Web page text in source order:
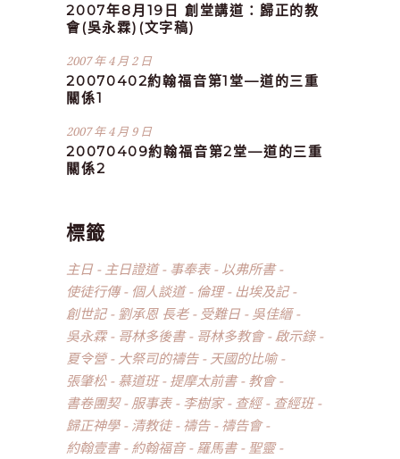
2007年8月19日 創堂講道：歸正的教
會(吳永霖)(文字稿)
2007 年 4 月 2 日
20070402約翰福音第1堂—道的三重
關係1
2007 年 4 月 9 日
20070409約翰福音第2堂—道的三重
關係2
標籤
主日 主日證道 事奉表
以弗所書
使徒行傳
個人談道 倫理
出埃及記
創世記
劉承恩 長老 受難日
吳佳縉
吳永霖
哥林多後書 哥林多教會
啟示錄
夏令營
大祭司的禱告
天國的比喻
張肇松
慕道班 提摩太前書
教會
書卷團契
服事表 李樹家 查經
查經班
歸正神學
清教徒 禱告
禱告會
約翰壹書
約翰福音 羅馬書
聖靈